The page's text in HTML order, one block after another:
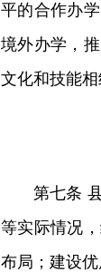
平的合作办
境外办学，
文化和技能相
第七条
等实际情况
布局；建设